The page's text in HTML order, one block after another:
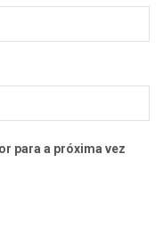
para a próxima vez